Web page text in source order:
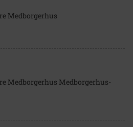
Medborgerhus
Medborgerhus Medborgerhus-